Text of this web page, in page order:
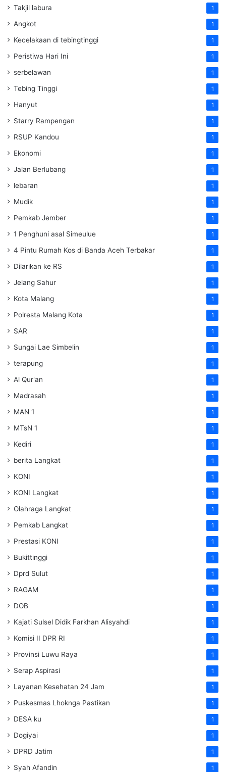
Takjil labura 1
Angkot 1
Kecelakaan di tebingtinggi 1
Peristiwa Hari Ini 1
serbelawan 1
Tebing Tinggi 1
Hanyut 1
Starry Rampengan 1
RSUP Kandou 1
Ekonomi 1
Jalan Berlubang 1
lebaran 1
Mudik 1
Pemkab Jember 1
1 Penghuni asal Simeulue 1
4 Pintu Rumah Kos di Banda Aceh Terbakar 1
Dilarikan ke RS 1
Jelang Sahur 1
Kota Malang 1
Polresta Malang Kota 1
SAR 1
Sungai Lae Simbelin 1
terapung 1
Al Qur'an 1
Madrasah 1
MAN 1 1
MTsN 1 1
Kediri 1
berita Langkat 1
KONI 1
KONI Langkat 1
Olahraga Langkat 1
Pemkab Langkat 1
Prestasi KONI 1
Bukittinggi 1
Dprd Sulut 1
RAGAM 1
DOB 1
Kajati Sulsel Didik Farkhan Alisyahdi 1
Komisi II DPR RI 1
Provinsi Luwu Raya 1
Serap Aspirasi 1
Layanan Kesehatan 24 Jam 1
Puskesmas Lhoknga Pastikan 1
DESA ku 1
Dogiyai 1
DPRD Jatim 1
Syah Afandin 1